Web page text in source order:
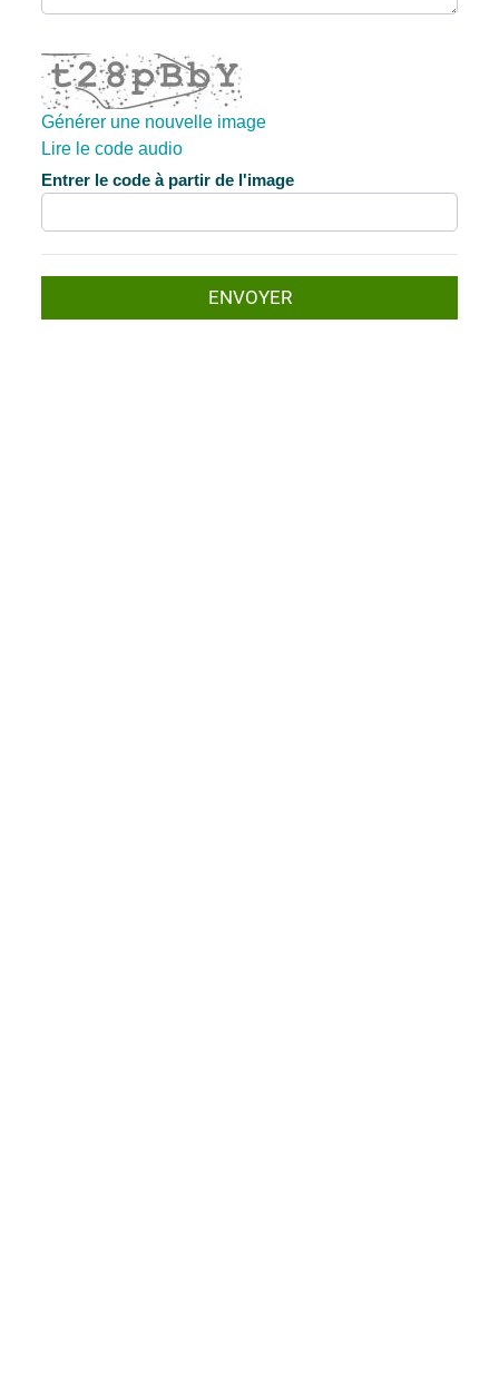
Générer une nouvelle image
Lire le code audio
La nouvelle image est prête
Entrer le code à partir de l'image